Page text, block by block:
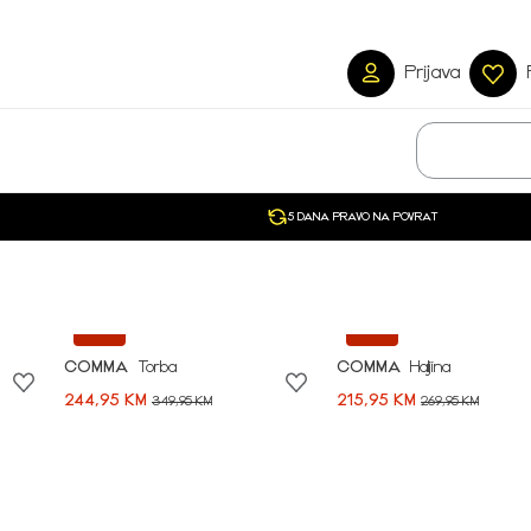
Prijava
5 DANA PRAVO NA POVRAT
COMMA
Torba
244,95 KM 349,95 KM
COMMA
Haljina
215,95 KM 269,95 KM